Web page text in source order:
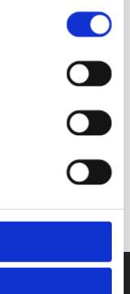
Oy presenterar
på publikens frågor
den 10 maj 2023 på
skol- och
som
i framtiden
är alltså inte i